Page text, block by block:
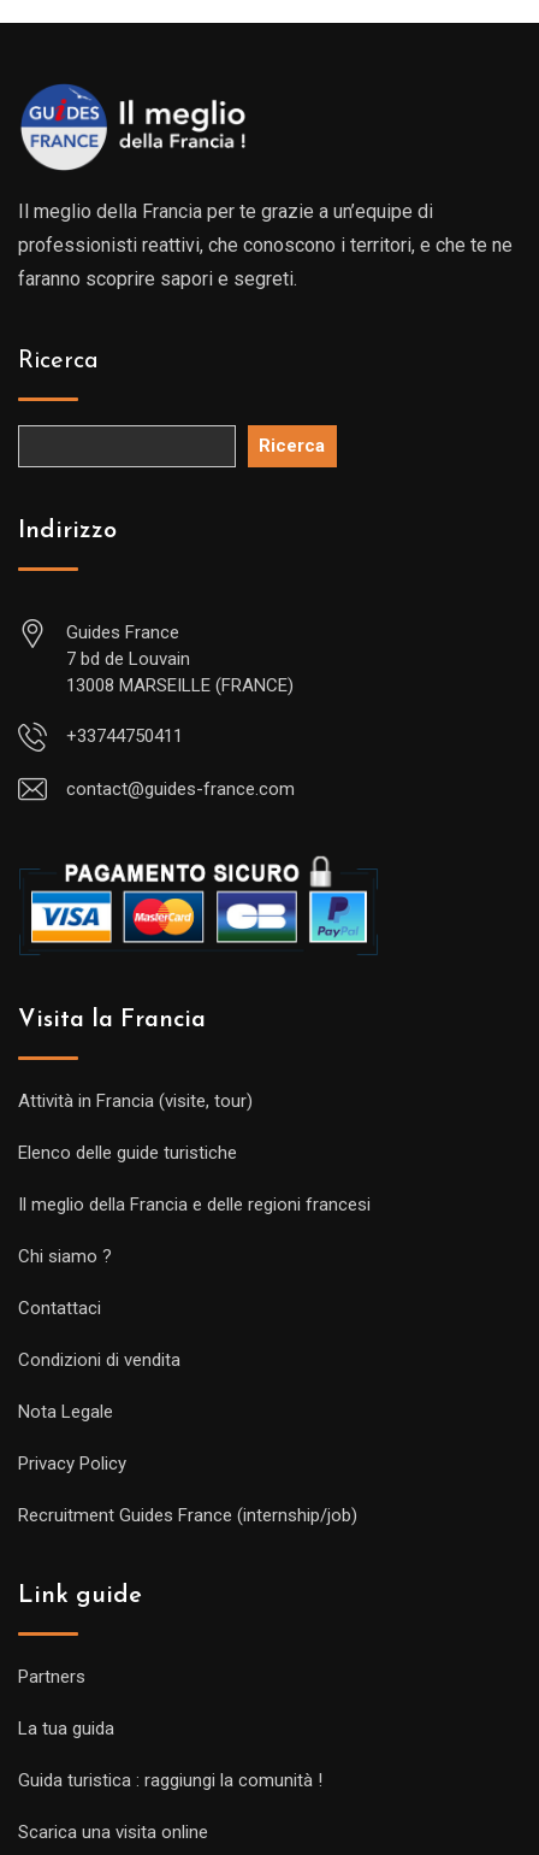
Il meglio della Francia per te grazie a un’equipe di
professionisti reattivi, che conoscono i territori, e che te ne
faranno scoprire sapori e segreti.
Ricerca
Ricerca
Indirizzo
Guides France
7 bd de Louvain
13008 MARSEILLE (FRANCE)
+33744750411
contact@guides-france.com
Visita la Francia
Attività in Francia (visite, tour)
Elenco delle guide turistiche
Il meglio della Francia e delle regioni francesi
Chi siamo ?
Contattaci
Condizioni di vendita
Nota Legale
Privacy Policy
Recruitment Guides France (internship/job)
Link guide
Partners
La tua guida
Guida turistica : raggiungi la comunità !
Scarica una visita online